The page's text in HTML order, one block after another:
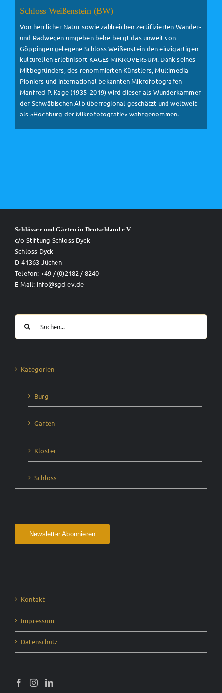
Schloss Weißenstein (BW)
Von herrlicher Natur sowie zahlreichen zertifizierten Wander-
und Radwegen umgeben beherbergt das unweit von
Göppingen gelegene Schloss Weißenstein den einzigartigen
kulturellen Erlebnisort KAGEs MIKROVERSUM. Dank seines
Mitbegründers, des renommierten Künstlers, Multimedia-
Pioniers und international bekannten Mikrofotografen
Manfred P. Kage (1935–2019) wird dieser als Wunderkammer
der Schwäbischen Alb überregional geschätzt und weltweit
als »Hochburg der Mikrofotografie« wahrgenommen.
Schlösser und Gärten in Deutschland e.V
c/o Stiftung Schloss Dyck
Schloss Dyck
D-41363 Jüchen
Telefon: +49 / (0)2182 / 8240
E-Mail: info@sgd-ev.de
Suche
nach:
Kategorien
Burg
Garten
Kloster
Schloss
Newsletter Abonnieren
Kontakt
Impressum
Datenschutz